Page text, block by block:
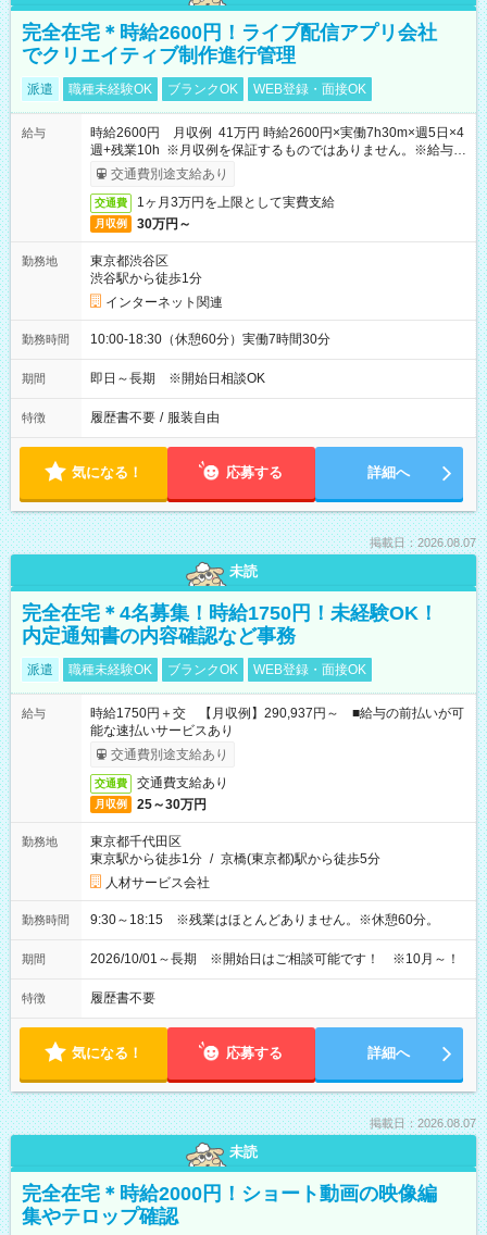
完全在宅＊時給2600円！ライブ配信アプリ会社
でクリエイティブ制作進行管理
派遣 職種未経験OK ブランクOK WEB登録・面接OK
給与
時給2600円 月収例 41万円 時給2600円×実働7h30m×週5日×4
週+残業10h ※月収例を保証するものではありません。※給与即
受取りサービス利用可（利用条件有）
交通費別途支給あり
交通費 1ヶ月3万円を上限として実費支給
月収例 30万円～
勤務地
東京都渋谷区
渋谷駅から徒歩1分
インターネット関連
勤務時間 10:00-18:30（休憩60分）実働7時間30分
期間 即日～長期 ※開始日相談OK
特徴 履歴書不要 / 服装自由
気になる！ 応募する 詳細へ
掲載日：2026.08.07
未読
完全在宅＊4名募集！時給1750円！未経験OK！
内定通知書の内容確認など事務
派遣 職種未経験OK ブランクOK WEB登録・面接OK
給与
時給1750円＋交 【月収例】290,937円～ ■給与の前払いが可
能な速払いサービスあり
交通費別途支給あり
交通費 交通費支給あり
月収例 25～30万円
勤務地
東京都千代田区
東京駅から徒歩1分 / 京橋(東京都)駅から徒歩5分
人材サービス会社
勤務時間 9:30～18:15 ※残業はほとんどありません。※休憩60分。
期間 2026/10/01～長期 ※開始日はご相談可能です！ ※10月～！
特徴 履歴書不要
気になる！ 応募する 詳細へ
掲載日：2026.08.07
未読
完全在宅＊時給2000円！ショート動画の映像編
集やテロップ確認